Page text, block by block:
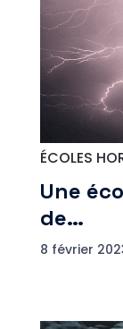
ÉCOLES
Une
de…
8 février